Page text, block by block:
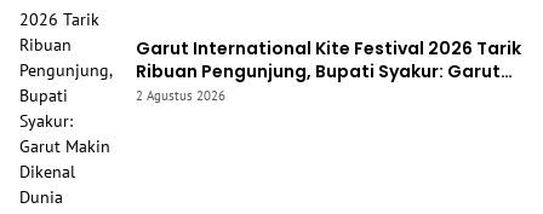
Garut International Kite Festival 2026 Tarik
Ribuan Pengunjung, Bupati Syakur: Garut
Makin Dikenal Dunia
2 Agustus 2026